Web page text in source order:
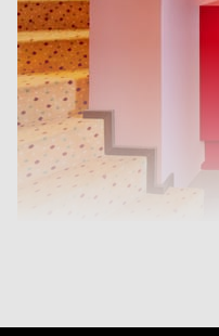
Zukunft Pink? Die Farbe